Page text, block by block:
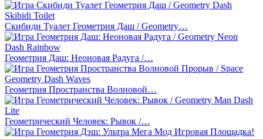
Скибиди Туалет Геометрия Даш / Geometry…
Геометрия Даш: Неоновая Радуга /…
Геометрия Пространства Волновой…
Геометрический Человек: Рывок /…